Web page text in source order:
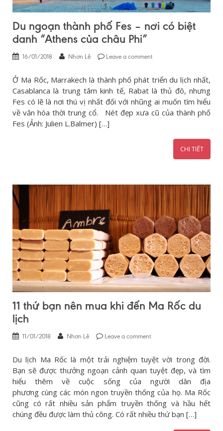
Du ngoạn thành phố Fes – nơi có biệt
danh “Athens của châu Phi”
16/01/2018 Nhơn Lê Leave a comment
Ở Ma Rốc, Marrakech là thành phố phát triển du lịch nhất,
Casablanca là trung tâm kinh tế, Rabat là thủ đô, nhưng
Fes có lẽ là nơi thú vị nhất đối với nhũng ai muốn tìm hiểu
về văn hóa thời trung cổ. Nét đẹp xưa cũ của thành phố
Fes (Ảnh: Julien L.Balmer) […]
CHI TIẾT
11 thứ bạn nên mua khi đến Ma Rốc du
lịch
11/01/2018 Nhơn Lê Leave a comment
Du lịch Ma Rốc là một trải nghiệm tuyệt vời trong đời.
Bạn sẽ được thưởng ngoạn cảnh quan tuyệt đẹp, và tìm
hiểu thêm về cuộc sống của người dân địa
phương cùng các món ngon truyền thống của họ. Ma Rốc
cũng có rất nhiều sản phẩm truyền thống và hầu hết
chúng đều được làm thủ công. Có rất nhiều thứ bạn […]